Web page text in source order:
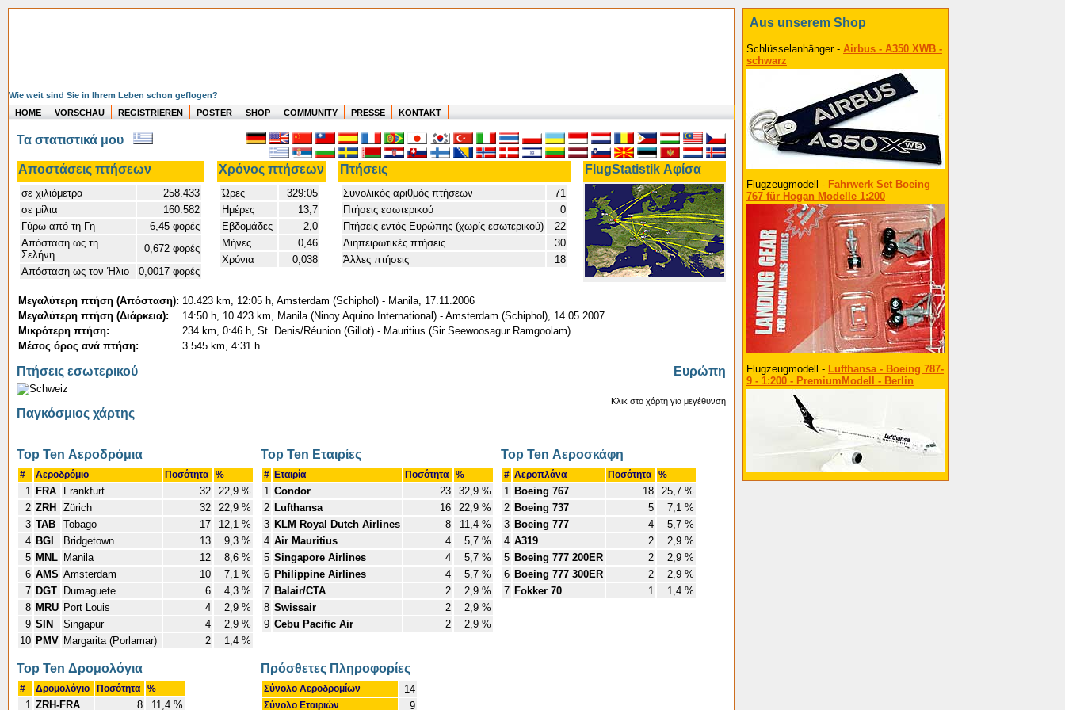
Wie weit sind Sie in Ihrem Leben schon geflogen?
HOME
VORSCHAU REGISTRIEREN POSTER SHOP COMMUNITY PRESSE KONTAKT
Τα στατιστικά μου
Αποστάσεις πτήσεων Χρόνος πτήσεων Πτήσεις FlugStatistik Αφίσα
σε χιλιόμετρα
258.433
σε μίλια
160.582
Γύρω από τη Γη
6,45 φορές
Απόσταση ως τη
Σελήνη
0,672 φορές
Απόσταση ως τον Ήλιο
0,0017 φορές
Ώρες
329:05
Ημέρες
13,7
Εβδομάδες
2,0
Μήνες
0,46
Χρόνια
0,038
Συνολικός αριθμός πτήσεων
71
Πτήσεις εσωτερικού
0
Πτήσεις εντός Ευρώπης (χωρίς εσωτερικού)
22
Διηπειρωτικές πτήσεις
30
Άλλες πτήσεις
18
Μεγαλύτερη πτήση (Απόσταση): 10.423 km, 12:05 h, Amsterdam (Schiphol) - Manila, 17.11.2006
Μεγαλύτερη πτήση (Διάρκεια):
14:50 h, 10.423 km, Manila (Ninoy Aquino International) - Amsterdam (Schiphol), 14.05.2007
Μικρότερη πτήση:
234 km, 0:46 h, St. Denis/Réunion (Gillot) - Mauritius (Sir Seewoosagur Ramgoolam)
Μέσος όρος ανά πτήση:
3.545 km, 4:31 h
Πτήσεις εσωτερικού Ευρώπη
Κλικ στο χάρτη για μεγέθυνση
Παγκόσμιος χάρτης
Top Ten Αεροδρόμια
# Αεροδρόμιο Ποσότητα %
1 FRA Frankfurt 32
22,9 %
2 ZRH Zürich 32
22,9 %
3 TAB Tobago 17
12,1 %
4 BGI Bridgetown 13
9,3 %
5 MNL Manila 12
8,6 %
6 AMS Amsterdam 10
7,1 %
7 DGT Dumaguete 6
4,3 %
8 MRU Port Louis 4
2,9 %
9 SIN Singapur 4
2,9 %
10 PMV Margarita (Porlamar) 2 1,4 %
Top Ten Εταιρίες
# Εταιρία Ποσότητα %
1 Condor 23
32,9 %
2 Lufthansa 16
22,9 %
3 KLM Royal Dutch Airlines 8
11,4 %
4 Air Mauritius 4
5,7 %
5 Singapore Airlines 4
5,7 %
6 Philippine Airlines 4
5,7 %
7 Balair/CTA 2
2,9 %
8 Swissair 2
2,9 %
9 Cebu Pacific Air 2 2,9 %
Top Ten Αεροσκάφη
# Αεροπλάνα Ποσότητα %
1 Boeing 767 18
25,7 %
2 Boeing 737 5
7,1 %
3 Boeing 777 4
5,7 %
4 A319 2
2,9 %
5 Boeing 777 200ER 2
2,9 %
6 Boeing 777 300ER 2
2,9 %
7 Fokker 70 1 1,4 %
Top Ten Δρομολόγια
# Δρομολόγιο Ποσότητα %
1 ZRH-FRA 8 11,4 %
Πρόσθετες Πληροφορίες
Σύνολο Αεροδρομίων 14
Σύνολο Εταιριών 9
Aus unserem Shop
Schlüsselanhänger - Airbus - A350 XWB -
schwarz
Flugzeugmodell - Fahrwerk Set Boeing
767 für Hogan Modelle 1:200
Flugzeugmodell - Lufthansa - Boeing 787-
9 - 1:200 - PremiumModell - Berlin